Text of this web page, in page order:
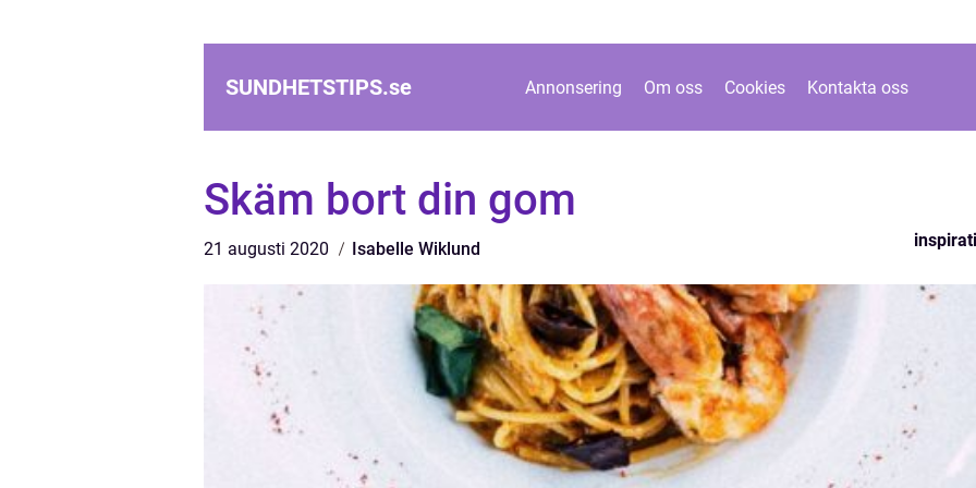
SUNDHETSTIPS.se Annonsering Om oss Cookies Kontakta oss
Skäm bort din gom
21 augusti 2020 Isabelle Wiklund